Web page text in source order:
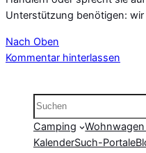
Unterstützung benötigen: wir
Nach Oben
Kommentar hinterlassen
Suchen
Camping
KalenderSuch-Portale